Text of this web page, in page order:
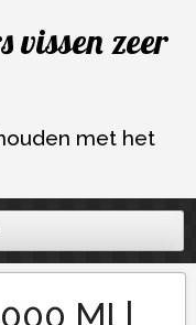
vissen zeer
met het
Ml |